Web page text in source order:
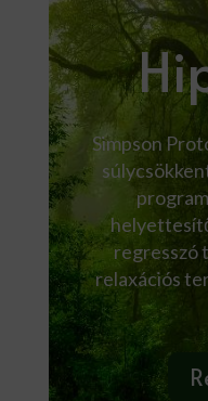
Simpson
regresszó
relaxációs